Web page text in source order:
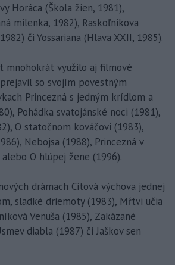
Horáca (Škola žien, 1981),
milenka, 1982), Raskoľnikova
či Yossariana (Hlava XXII, 1985).
mnohokrát využilo aj filmové
so svojím povestným
Princezná s jedným krídlom a
Pohádka svatojánské noci (1981),
O statočnom kováčovi (1983),
Nebojsa (1988), Princezná v
O hlúpej žene (1996).
drámach Citová výchova jednej
sladké driemoty (1983), Mŕtvi učia
Venuša (1985), Zakázané
diabla (1987) či Jaškov sen